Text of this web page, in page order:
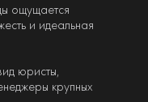
ощущается
и идеальная
юристы,
крупных